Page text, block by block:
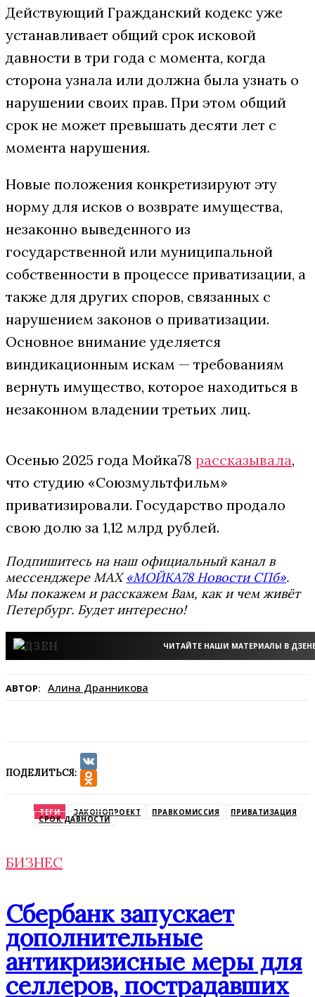
Действующий Гражданский кодекс уже
устанавливает общий срок исковой
давности в три года с момента, когда
сторона узнала или должна была узнать о
нарушении своих прав. При этом общий
срок не может превышать десяти лет с
момента нарушения.
Новые положения конкретизируют эту
норму для исков о возврате имущества,
незаконно выведенного из
государственной или муниципальной
собственности в процессе приватизации, а
также для других споров, связанных с
нарушением законов о приватизации.
Основное внимание уделяется
виндикaционным искам — требованиям
вернуть имущество, которое находиться в
незаконном владении третьих лиц.
Осенью 2025 года Мойка78 рассказывала,
что студию «Союзмультфильм»
приватизировали. Государство продало
свою долю за 1,12 млрд рублей.
Подпишитесь на наш официальный канал в
мессенджере MAX«МОЙКА78 Новости СПб».
Мы покажем и расскажем Вам, как и чем живёт
Петербург. Будет интересно!
ЧИТАЙТЕ НАШИ МАТЕРИАЛЫ В
АВТОР: Алина Дранникова
ПОДЕЛИТЬСЯ:
VK
ТЕГИ ЗАКОНОПРОЕКТ ПРАВКОМИССИЯ ПРИВАТИЗАЦИЯ
СРОК ДАВНОСТИ
БИЗНЕС
Сбербанк запускает
дополнительные
антикризисные меры для
селлеров, пострадавших